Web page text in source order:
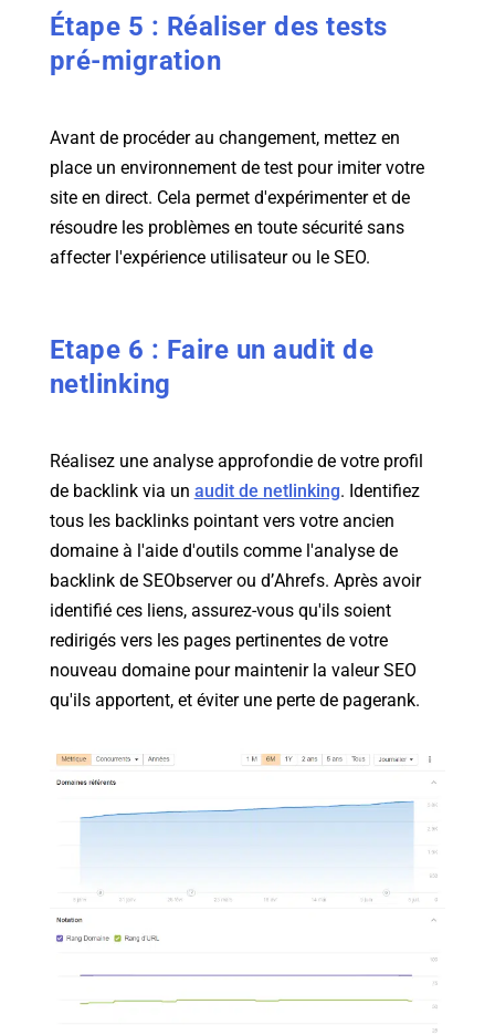
Étape 5 : Réaliser des tests
pré-migration
Avant de procéder au changement, mettez en
place un environnement de test pour imiter votre
site en direct. Cela permet d'expérimenter et de
résoudre les problèmes en toute sécurité sans
affecter l'expérience utilisateur ou le SEO.
Etape 6 : Faire un audit de
netlinking
Réalisez une analyse approfondie de votre profil
de backlink via un audit de netlinking. Identifiez
tous les backlinks pointant vers votre ancien
domaine à l'aide d'outils comme l'analyse de
backlink de SEObserver ou d’Ahrefs. Après avoir
identifié ces liens, assurez-vous qu'ils soient
redirigés vers les pages pertinentes de votre
nouveau domaine pour maintenir la valeur SEO
qu'ils apportent, et éviter une perte de pagerank.